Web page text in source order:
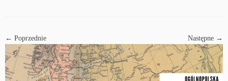
← Poprzednie Następne →